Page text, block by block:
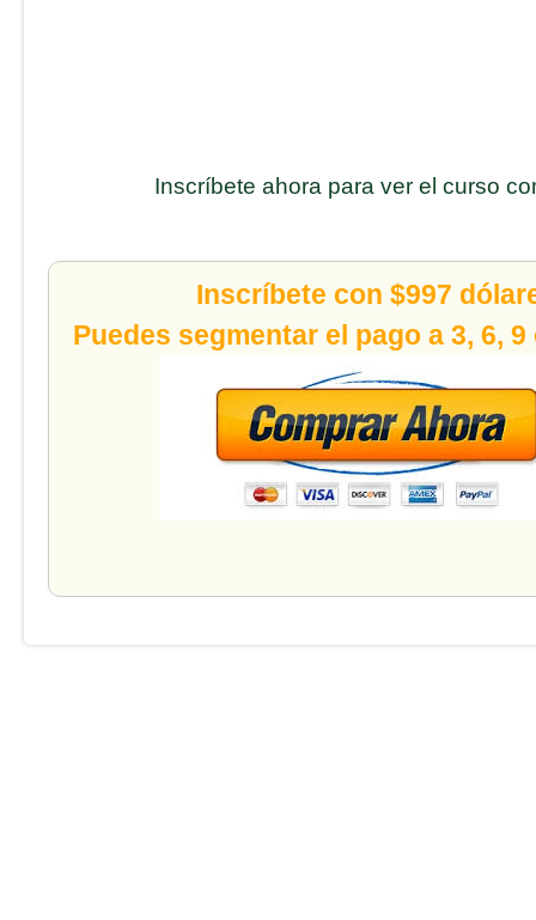
Inscríbete ahora para ver el curso
Inscríbete con $997
Puedes segmentar el pago a 3, 6, 9